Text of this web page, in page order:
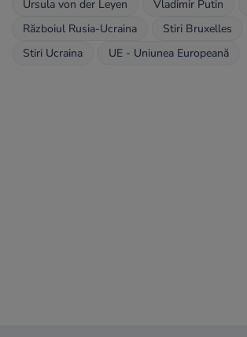
Ursula von der Leyen Vladimir Putin
Războiul Rusia-Ucraina
Stiri Bruxelles
Stiri Ucraina
UE - Uniunea Europeană